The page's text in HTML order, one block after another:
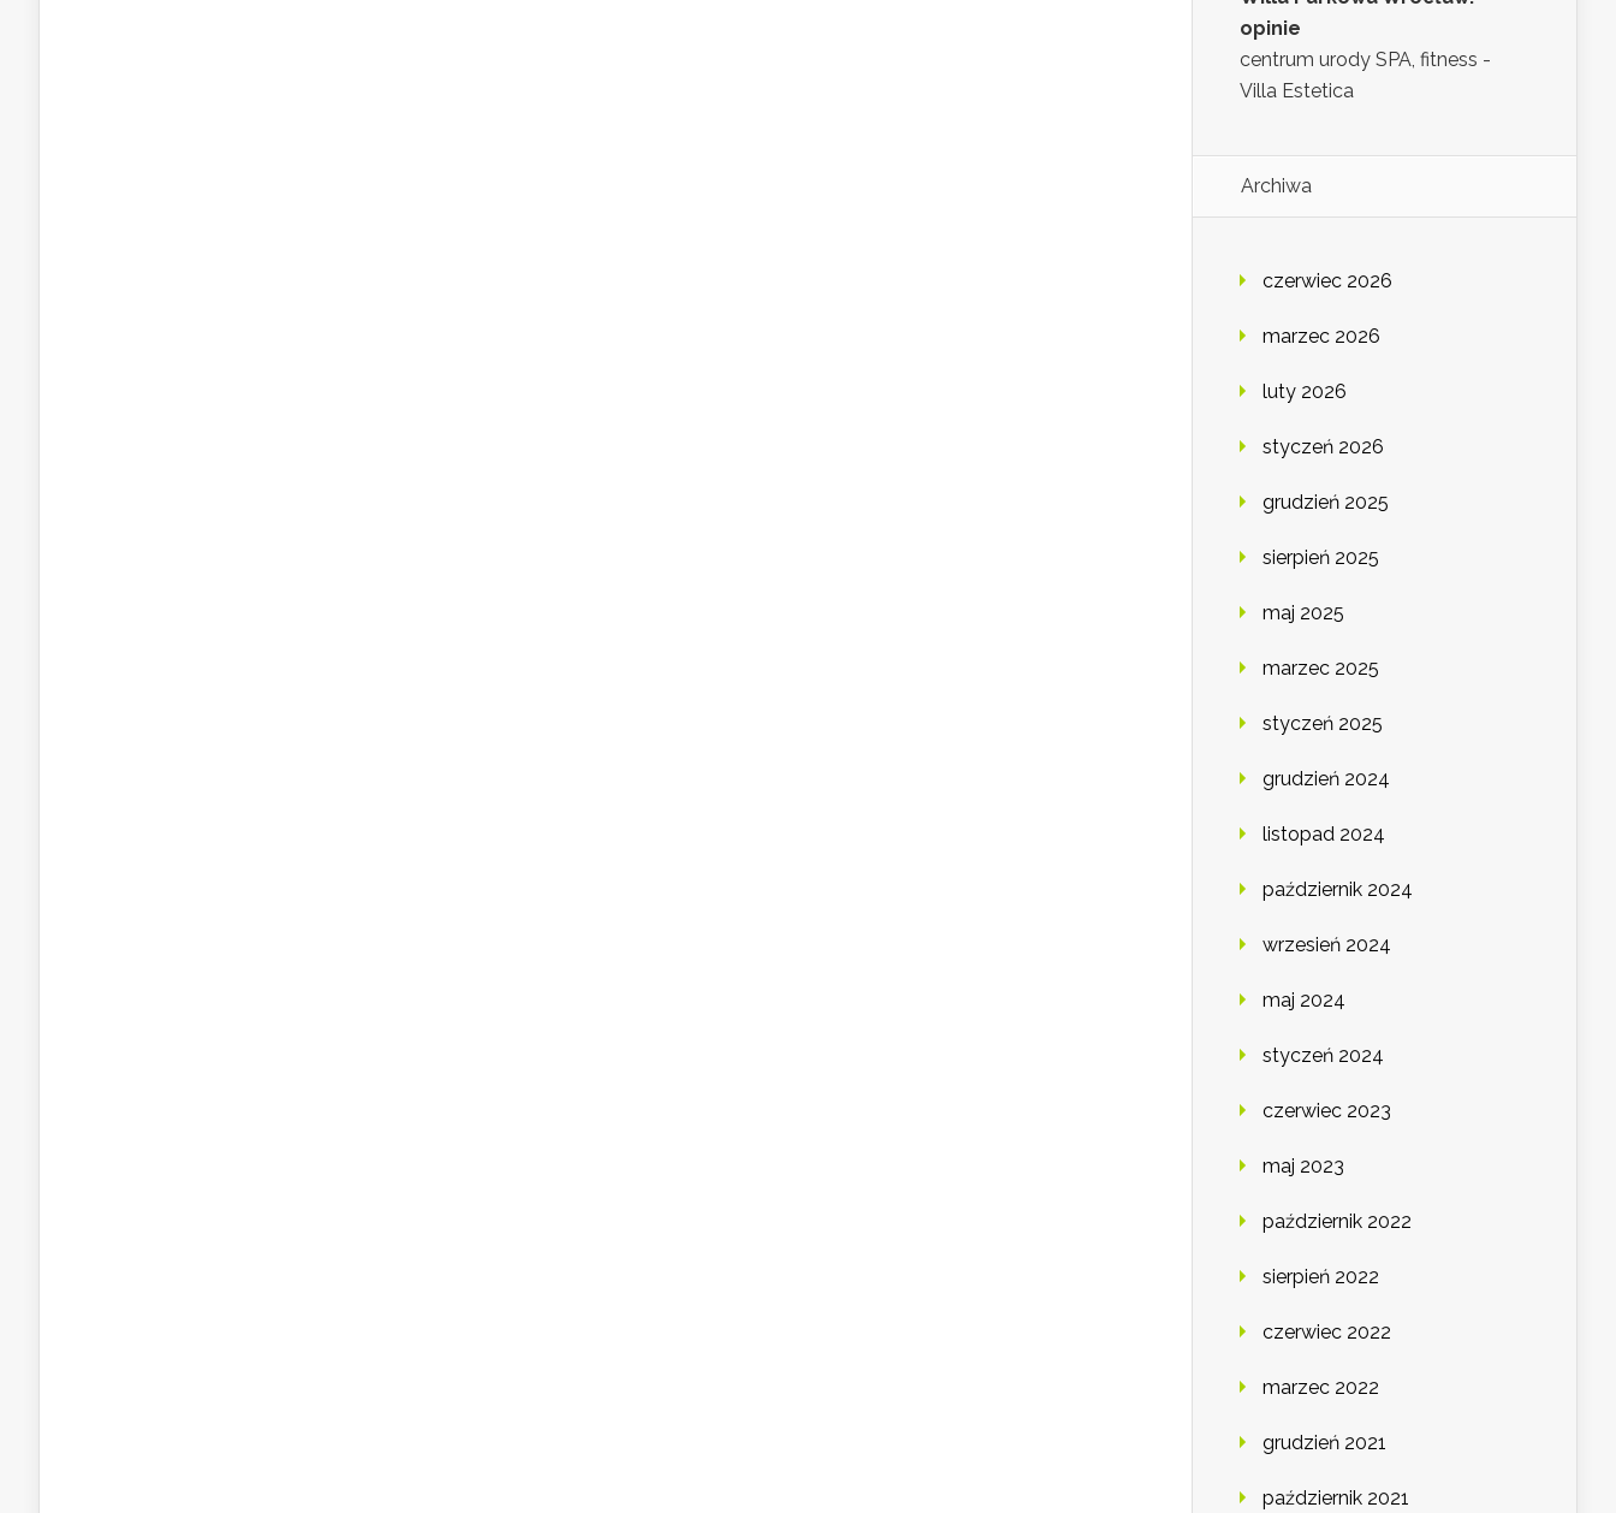
opinie
centrum urody SPA, fitness -
Villa Estetica
Archiwa
czerwiec 2026
marzec 2026
luty 2026
styczeń 2026
grudzień 2025
sierpień 2025
maj 2025
marzec 2025
styczeń 2025
grudzień 2024
listopad 2024
październik 2024
wrzesień 2024
maj 2024
styczeń 2024
czerwiec 2023
maj 2023
październik 2022
sierpień 2022
czerwiec 2022
marzec 2022
grudzień 2021
październik 2021